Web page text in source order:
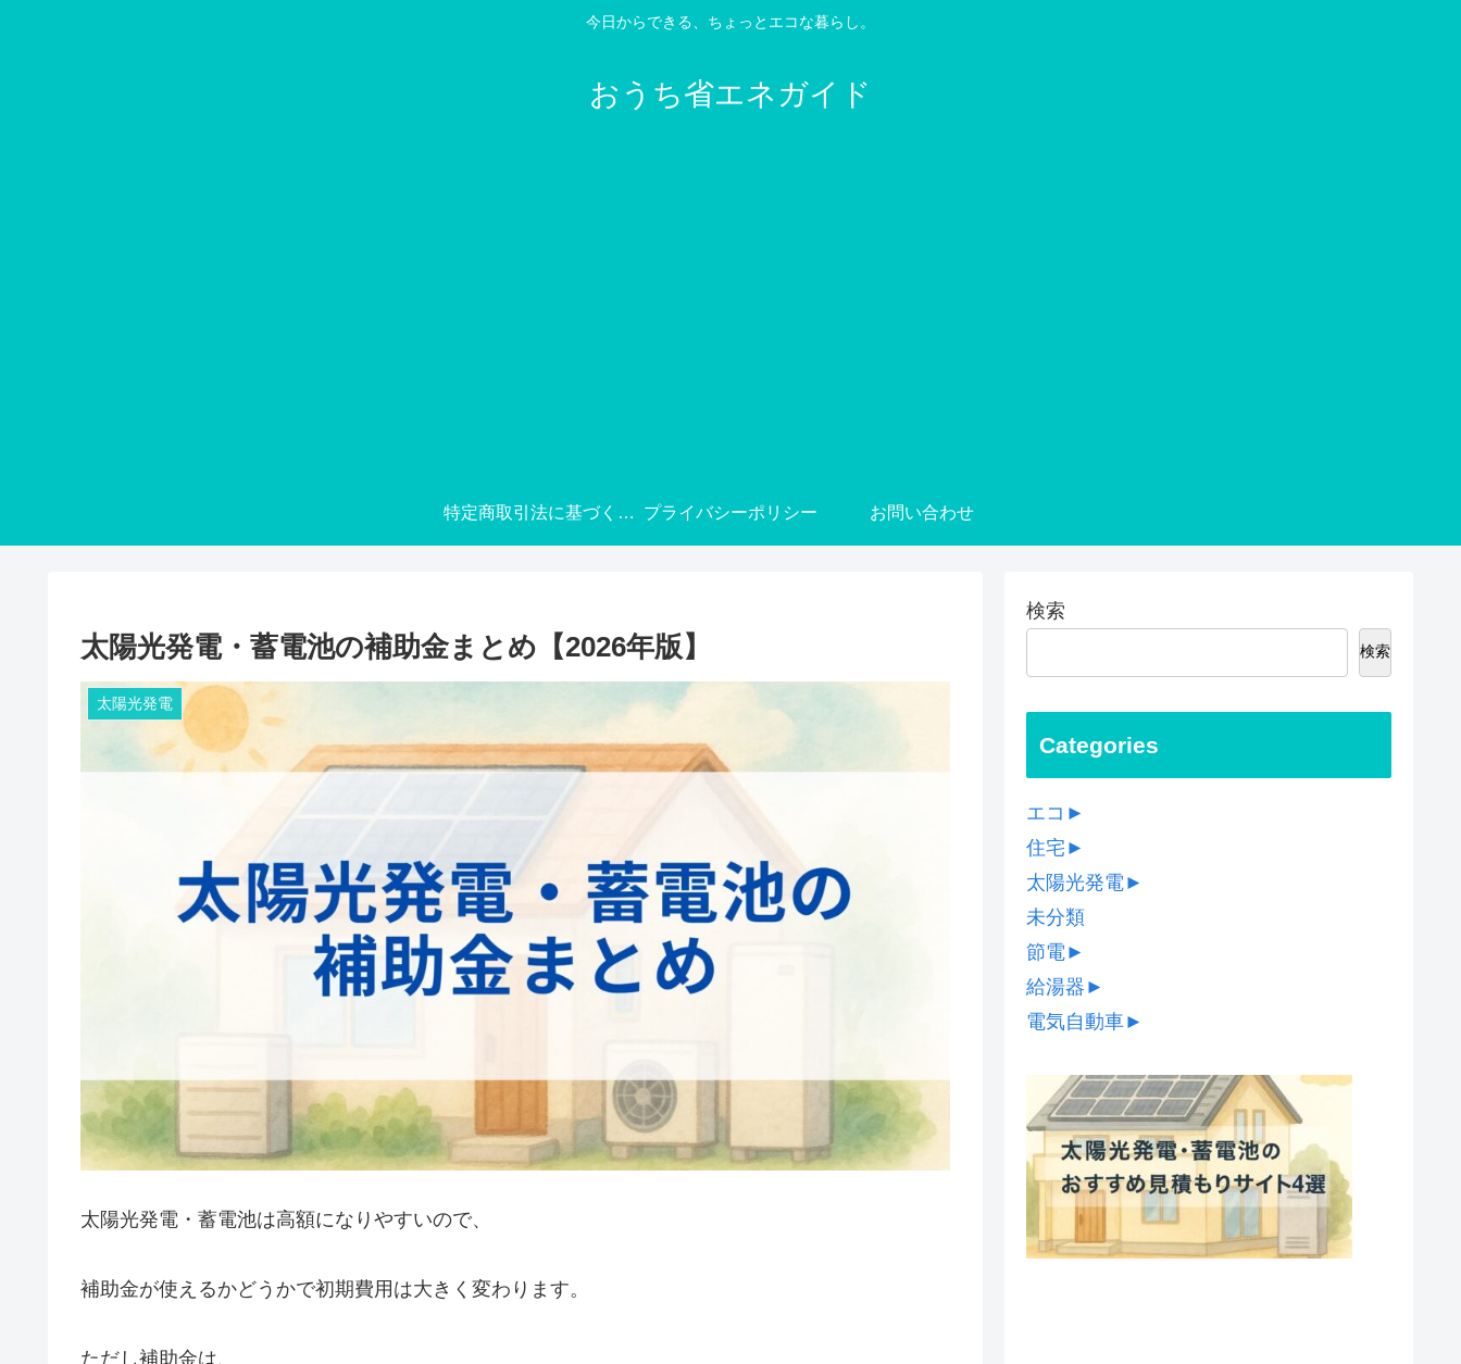
今日からできる、ちょっとエコな暮らし。
おうち省エネガイド
特定商取引法に基づく表記 プライバシーポリシー お問い合わせ
太陽光発電・蓄電池の補助金まとめ【2026年版】
太陽光発電
太陽光発電・蓄電池は高額になりやすいので、
補助金が使えるかどうかで初期費用は大きく変わります。
ただし補助金は、
検索
検索
Categories
エコ ►
住宅 ►
太陽光発電►
未分類
節電►
給湯器 ►
電気自動車►